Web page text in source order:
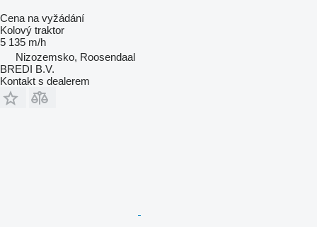
Cena na vyžádání
Kolový traktor
5 135 m/h
Nizozemsko, Roosendaal
BREDI B.V.
Kontakt s dealerem